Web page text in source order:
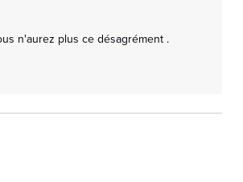
n'aurez plus ce désagrément .